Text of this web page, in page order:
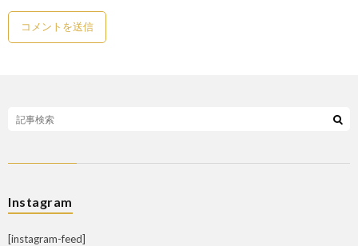
Instagram
[instagram-feed]